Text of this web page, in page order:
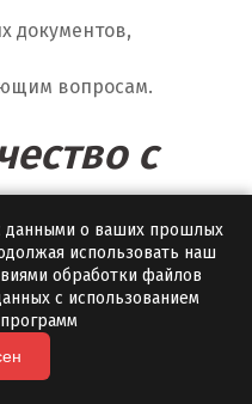
документов,
вопросам.
с
из основных
завод «Полевской
чистый,
клиентам —
данными о ваших прошлых
использовать наш
обработки файлов
с использованием